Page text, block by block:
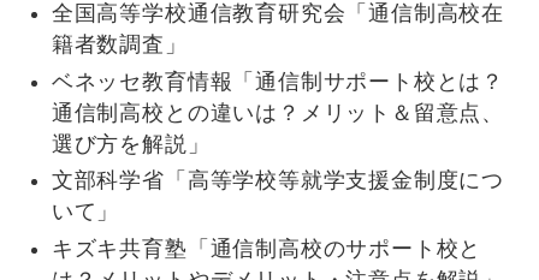
全国高等学校通信教育研究会「通信制高校在
籍者数調査」
ベネッセ教育情報「通信制サポート校とは？
通信制高校との違いは？メリット＆留意点、
選び方を解説」
文部科学省「高等学校等就学支援金制度につ
いて」
キズキ共育塾「通信制高校のサポート校と